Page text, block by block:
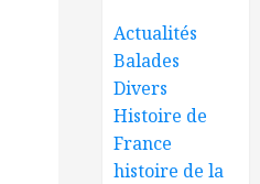
Actualités
Balades
Divers
Histoire de
France
histoire de la